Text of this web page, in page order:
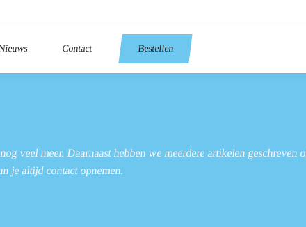
Contact Bestellen
veel meer. Daarnaast hebben we meerdere artikelen geschreven
je altijd contact opnemen.